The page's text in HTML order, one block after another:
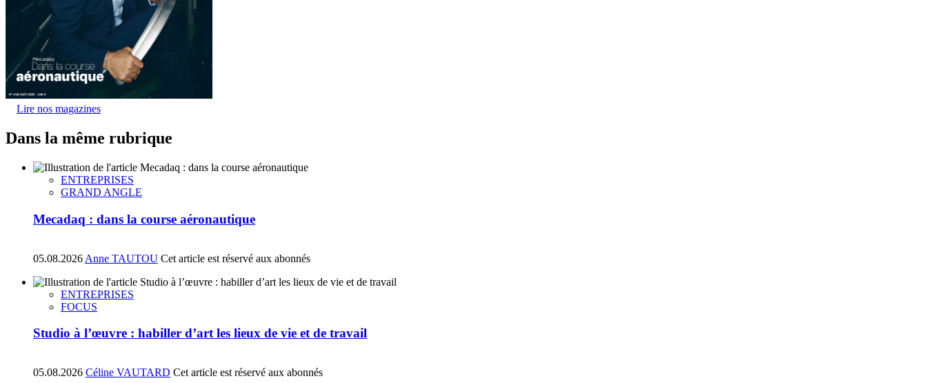
Lire nos magazines
Dans la même rubrique
ENTREPRISES
GRAND ANGLE
Mecadaq : dans la course aéronautique
05.08.2026 Anne TAUTOU Cet article est réservé aux abonnés
ENTREPRISES
FOCUS
Studio à l’œuvre : habiller d’art les lieux de vie et de travail
05.08.2026 Céline VAUTARD Cet article est réservé aux abonnés